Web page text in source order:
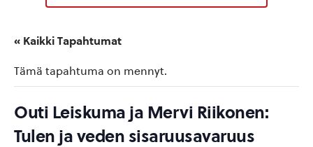
« Kaikki Tapahtumat
Tämä tapahtuma on mennyt.
Outi Leiskuma ja Mervi Riikonen:
Tulen ja veden sisaruusavaruus